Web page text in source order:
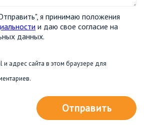
я принимаю положения
и даю свое согласие на
данных.
адрес сайта в этом браузере для
Отправить